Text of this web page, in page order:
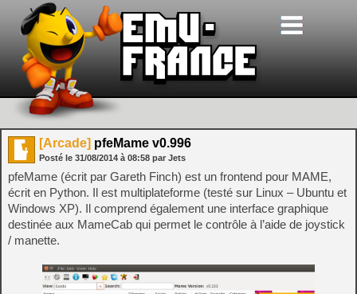
[Arcade] pfeMame v0.996
Posté le 31/08/2014 à 08:58 par Jets
pfeMame (écrit par Gareth Finch) est un frontend pour MAME,
écrit en Python. Il est multiplateforme (testé sur Linux – Ubuntu et
Windows XP). Il comprend également une interface graphique
destinée aux MameCab qui permet le contrôle à l’aide de joystick
/ manette.